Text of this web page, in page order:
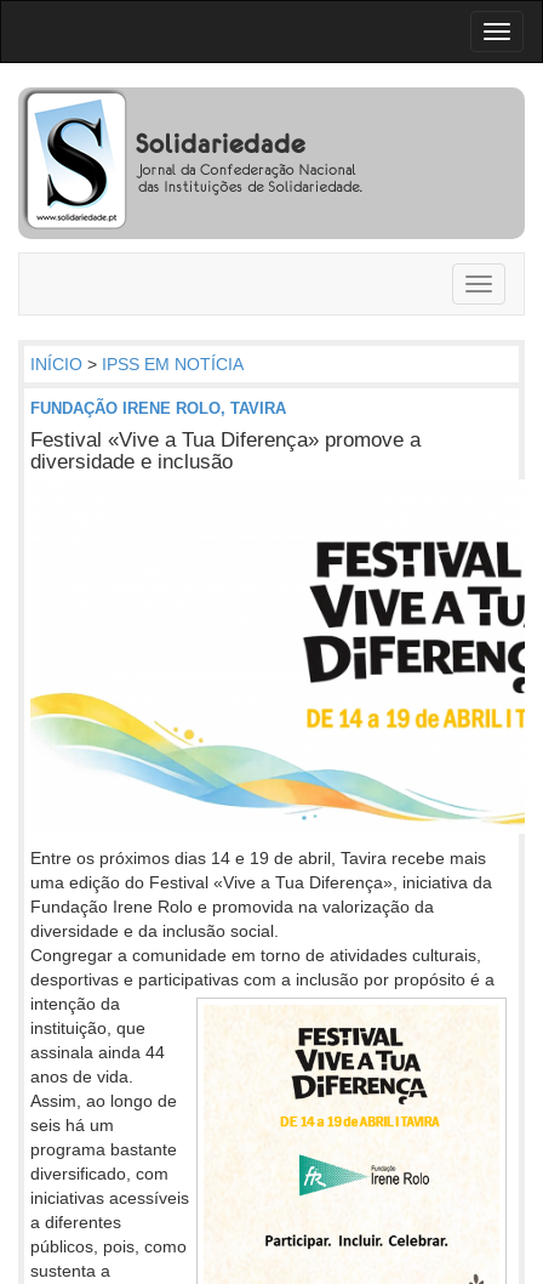
Toggle
INÍCIO > IPSS EM NOTÍCIA
FUNDAÇÃO IRENE ROLO, TAVIRA
Festival «Vive a Tua Diferença» promove a
diversidade e inclusão
Entre os próximos dias 14 e 19 de abril, Tavira recebe mais
uma edição do Festival «Vive a Tua Diferença», iniciativa da
Fundação Irene Rolo e promovida na valorização da
diversidade e da inclusão social.
Congregar a comunidade em torno de atividades culturais,
desportivas e participativas com a inclusão por propósito é a
intenção da
instituição, que
assinala ainda 44
anos de vida.
Assim, ao longo de
seis há um
programa bastante
diversificado, com
iniciativas acessíveis
a diferentes
públicos, pois, como
sustenta a